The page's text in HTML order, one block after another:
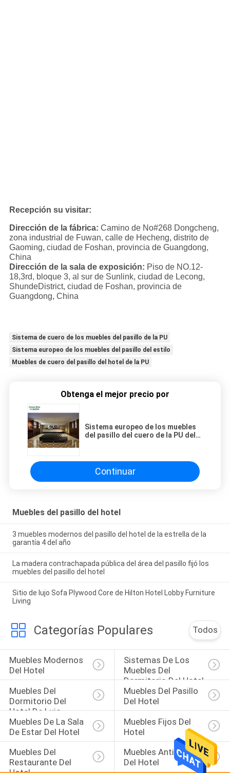
Recepción su visitar:
Dirección de la fábrica: Camino de No#268 Dongcheng,
zona industrial de Fuwan, calle de Hecheng, distrito de
Gaoming, ciudad de Foshan, provincia de Guangdong,
China
Dirección de la sala de exposición: Piso de NO.12-
18,3rd, bloque 3, al sur de Sunlink, ciudad de Lecong,
ShundeDistrict, ciudad de Foshan, provincia de
Guangdong, China
Sistema de cuero de los muebles del pasillo de la PU
Sistema europeo de los muebles del pasillo del estilo
Muebles de cuero del pasillo del hotel de la PU
Obtenga el mejor precio por
Sistema europeo de los muebles
del pasillo del cuero de la PU del
Continuar
Muebles del pasillo del hotel
3 muebles modernos del pasillo del hotel de la estrella de la
garantía 4 del año
La madera contrachapada pública del área del pasillo fijó los
muebles del pasillo del hotel
Sitio de lujo Sofa Plywood Core de Hilton Hotel Lobby Furniture
Living
Categorías Populares Todos
Muebles Modernos
Del Hotel
Sistemas De Los
Muebles Del
Dormitorio Del Hotel
Muebles Del
Dormitorio Del
Hotel De Lujo
Muebles Del Pasillo
Del Hotel
Muebles De La Sala
De Estar Del Hotel
Muebles Fijos Del
Hotel
Muebles Del
Restaurante Del
Muebles Antiguos
Del Hotel